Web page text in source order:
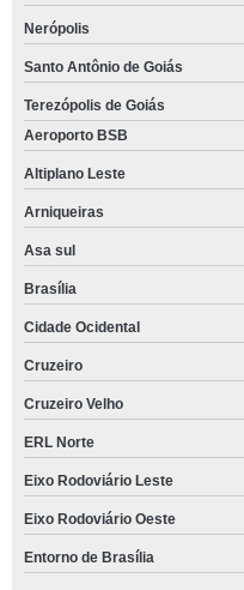
Nerópolis
Santo Antônio de Goiás
Terezópolis de Goiás
Aeroporto BSB
Altiplano Leste
Arniqueiras
Asa sul
Brasília
Cidade Ocidental
Cruzeiro
Cruzeiro Velho
ERL Norte
Eixo Rodoviário Leste
Eixo Rodoviário Oeste
Entorno de Brasília